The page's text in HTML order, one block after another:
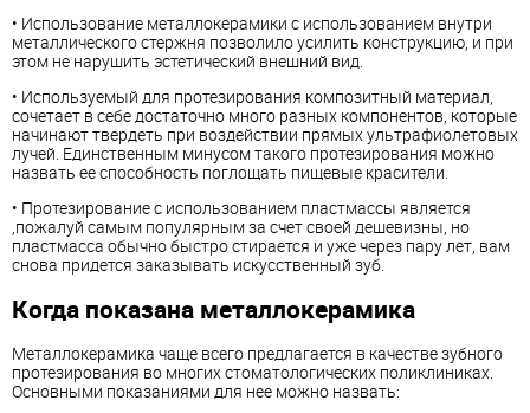
• Использование металлокерамики с использованием внутри
металлического стержня позволило усилить конструкцию, и при
этом не нарушить эстетический внешний вид.
• Используемый для протезирования композитный материал,
сочетает в себе достаточно много разных компонентов, которые
начинают твердеть при воздействии прямых ультрафиолетовых
лучей. Единственным минусом такого протезирования можно
назвать ее способность поглощать пищевые красители.
• Протезирование с использованием пластмассы является
,пожалуй самым популярным за счет своей дешевизны, но
пластмасса обычно быстро стирается и уже через пару лет, вам
снова придется заказывать искусственный зуб.
Когда показана металлокерамика
Металлокерамика чаще всего предлагается в качестве зубного
протезирования во многих стоматологических поликлиниках.
Основными показаниями для нее можно назвать: